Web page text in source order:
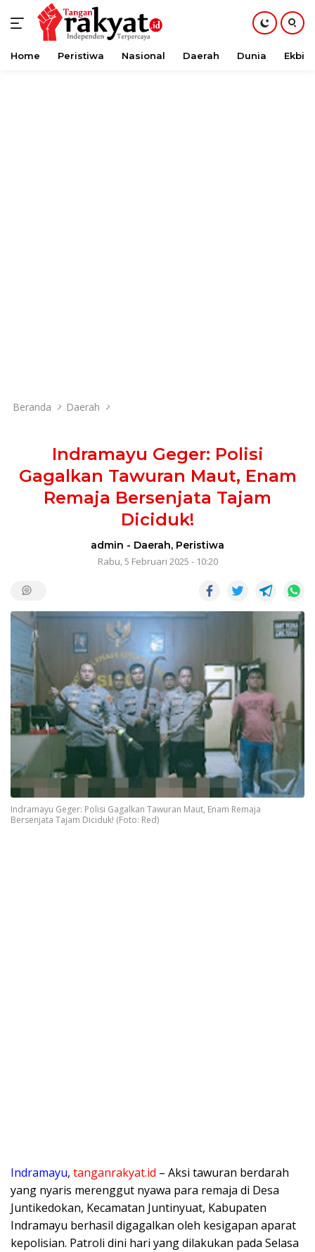
Langsung
Home Peristiwa Nasional Daerah Dunia Ekbis
Beranda Daerah
Indramayu Geger: Polisi
Gagalkan Tawuran Maut, Enam
Remaja Bersenjata Tajam
Diciduk!
admin - Daerah, Peristiwa
Rabu, 5 Februari 2025 - 10:20
Indramayu Geger: Polisi Gagalkan Tawuran Maut, Enam Remaja
Bersenjata Tajam Diciduk! (Foto: Red)
Indramayu, tanganrakyat.id – Aksi tawuran berdarah
yang nyaris merenggut nyawa para remaja di Desa
Juntikedokan, Kecamatan Juntinyuat, Kabupaten
Indramayu berhasil digagalkan oleh kesigapan aparat
kepolisian. Patroli dini hari yang dilakukan pada Selasa